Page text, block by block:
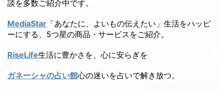
談を多数ご紹介中です。
MediaStar 「あなたに、よいもの伝えたい」生活をハッピ
ーにする、5つ星の商品・サービスをご紹介。
RiseLife生活に豊かさを、心に安らぎを
ガネーシャの占い館心の迷いを占いで解き放つ。